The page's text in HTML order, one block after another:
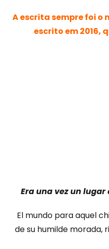
A escrita sempre foi o
escrito em 2016,
Era una vez un
El mundo para aquel
de su humilde morada,